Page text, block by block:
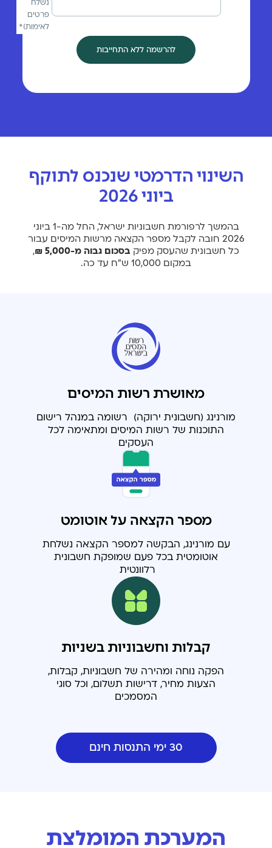
נשלח
פרטים
לאימות)*
להרשמה ללא התחייבות
השינוי הדרמטי שנכנס לתוקף
ביוני 2026
בהמשך לרפורמת חשבוניות ישראל, החל מה-1 ביוני
2026 חובה לקבל מספר הקצאה מרשות המיסים עבור
כל חשבונית שהעסק מפיק בסכום גבוה מ-5,000 ₪
,
במקום 10,000 ש״ח עד כה.
מאושרת רשות המיסים
מורנינג (חשבונית ירוקה) רשומה במנהל רישום
התוכנות של רשות המיסים ומתאימה לכל
העסקים
מספר הקצאה על אוטומט
עם מורנינג, הבקשה למספר הקצאה נשלחת
אוטומטית בכל פעם שמופקת חשבונית
רלוונטית
קבלות וחשבוניות בשניות
הפקה נוחה ומהירה של חשבוניות, קבלות,
הצעות מחיר, דרישות תשלום, וכל סוגי
המסמכים
30 ימי התנסות חינם
המערכת המומלצת